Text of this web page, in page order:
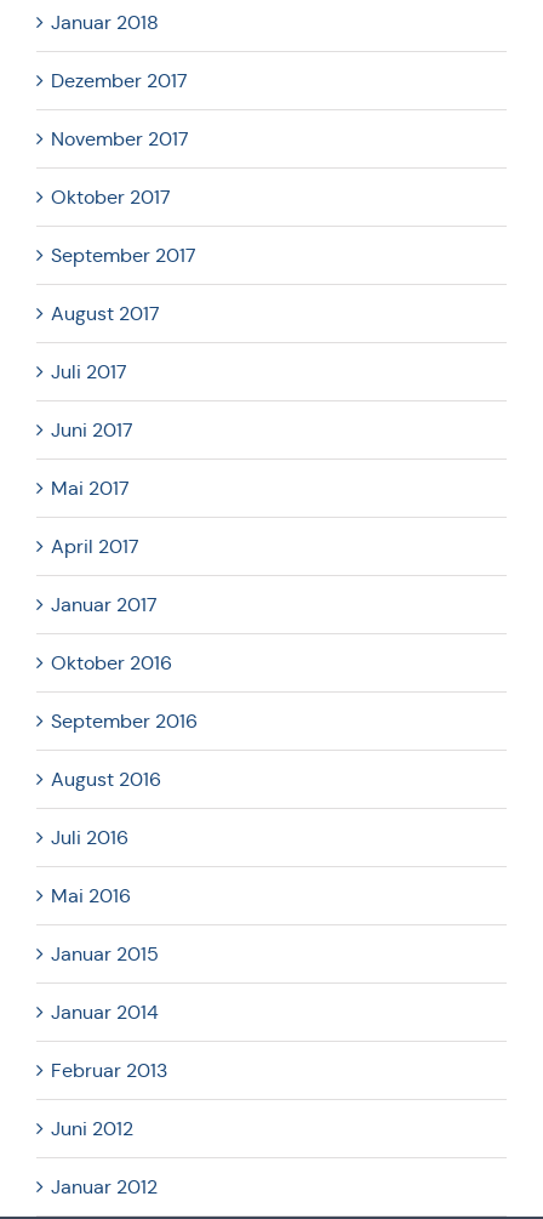
Januar 2018
Dezember 2017
November 2017
Oktober 2017
September 2017
August 2017
Juli 2017
Juni 2017
Mai 2017
April 2017
Januar 2017
Oktober 2016
September 2016
August 2016
Juli 2016
Mai 2016
Januar 2015
Januar 2014
Februar 2013
Juni 2012
Januar 2012